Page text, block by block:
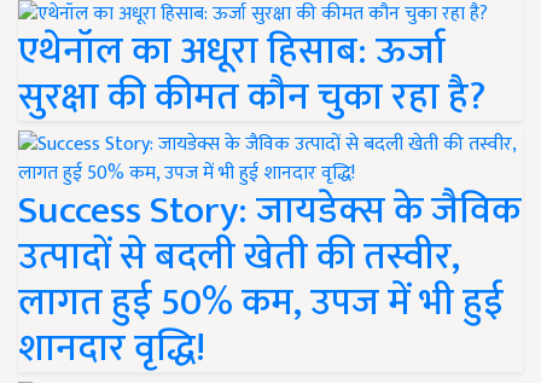
एथेनॉल का अधूरा हिसाब: ऊर्जा
सुरक्षा की कीमत कौन चुका रहा है?
Success Story: जायडेक्स के जैविक
उत्पादों से बदली खेती की तस्वीर,
लागत हुई 50% कम, उपज में भी हुई
शानदार वृद्धि!